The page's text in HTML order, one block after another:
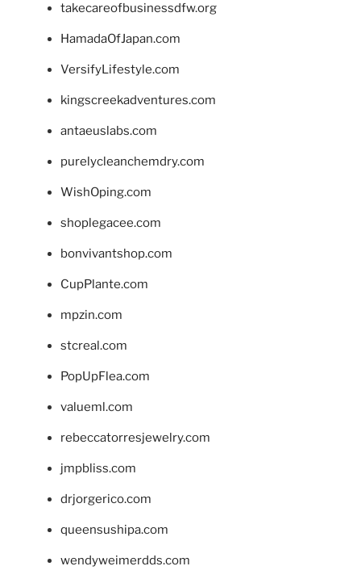
takecareofbusinessdfw.org
HamadaOfJapan.com
VersifyLifestyle.com
kingscreekadventures.com
antaeuslabs.com
purelycleanchemdry.com
WishOping.com
shoplegacee.com
bonvivantshop.com
CupPlante.com
mpzin.com
stcreal.com
PopUpFlea.com
valueml.com
rebeccatorresjewelry.com
jmpbliss.com
drjorgerico.com
queensushipa.com
wendyweimerdds.com